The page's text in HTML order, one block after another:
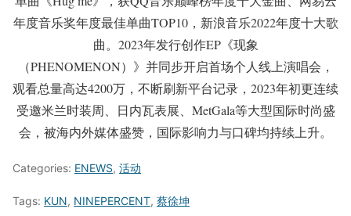
年度音乐奖年度最佳单曲TOP10，新浪音乐2022年度十大歌
曲。2023年发行创作EP《现象
（PHENOMENON）》并同步开启首场个人线上演唱会，
观看总量高达4200万，不断刷新平台记录，2023年初更连续
受邀米兰时装周、日内瓦表展、MetGala等大型国际时尚盛
会，被海内外媒体盛赞，国际影响力与口碑均持续上升。
Categories: ENEWS, 活动
Tags: KUN, NINEPERCENT, 蔡徐坤